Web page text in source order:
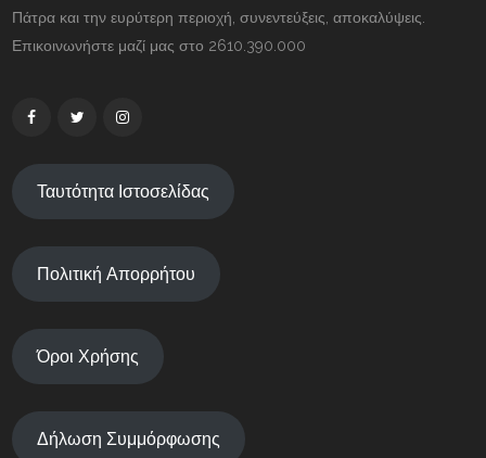
Πάτρα και την ευρύτερη περιοχή, συνεντεύξεις, αποκαλύψεις.
Επικοινωνήστε μαζί μας στο 2610.390.000
Ταυτότητα Ιστοσελίδας
Πολιτική Απορρήτου
Όροι Χρήσης
Δήλωση Συμμόρφωσης